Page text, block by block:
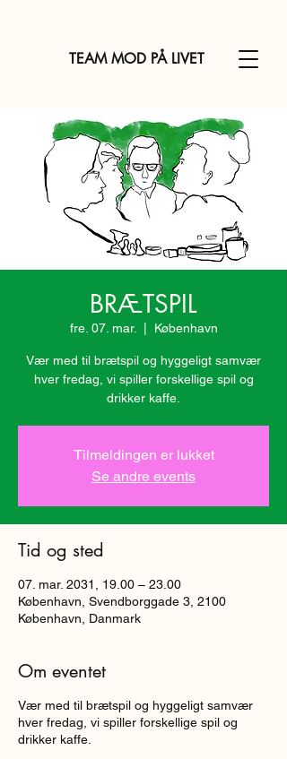
TEAM MOD PÅ LIVET
BRÆTSPIL
fre. 07. mar. København
Vær med til brætspil og hyggeligt samvær
hver fredag, vi spiller forskellige spil og
drikker kaffe.
Tilmeldingen er lukket
Se andre events
Tid og sted
07. mar. 2031, 19.00 – 23.00
København, Svendborggade 3, 2100
København, Danmark
Om eventet
Vær med til brætspil og hyggeligt samvær
hver fredag, vi spiller forskellige spil og
drikker kaffe.